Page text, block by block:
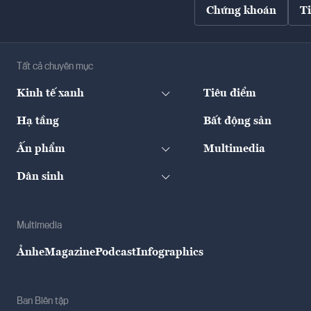
Chứng khoán
Tất cả chuyên mục
Kinh tế xanh Tiêu điểm
Hạ tầng Bất động sản
Ấn phẩm Multimedia
Dân sinh
Multimedia
ẢnheMagazinePodcastInfographics
Ban Biên tập